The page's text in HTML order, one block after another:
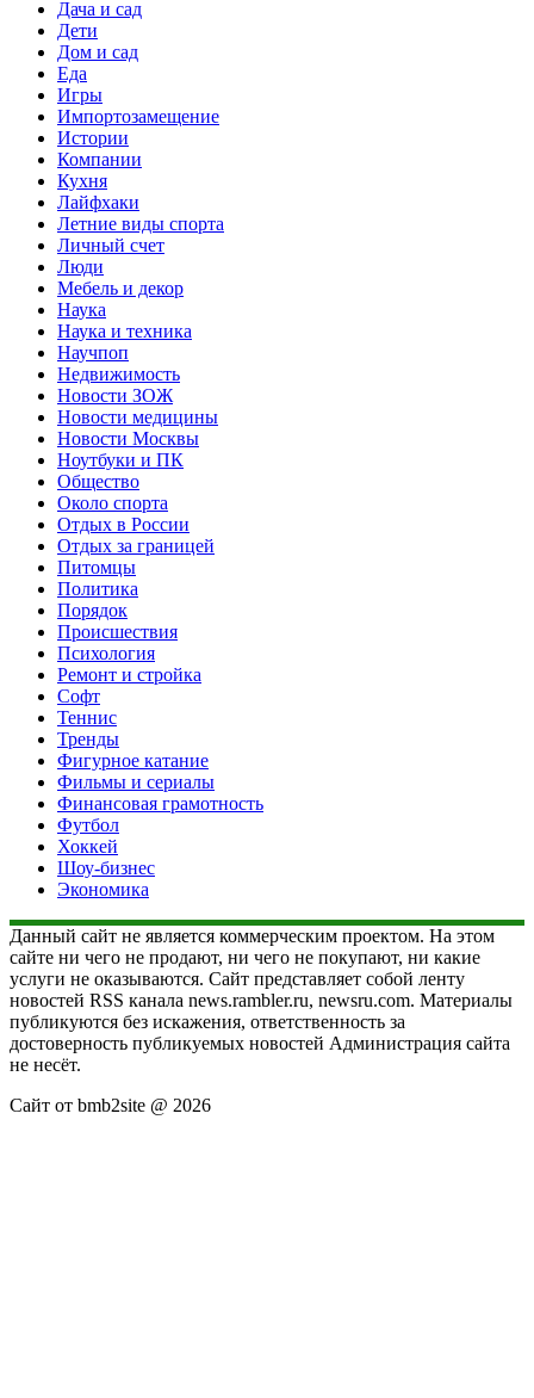
Дача и сад
Дети
Дом и сад
Еда
Игры
Импортозамещение
Истории
Компании
Кухня
Лайфхаки
Летние виды спорта
Личный счет
Люди
Мебель и декор
Наука
Наука и техника
Научпоп
Недвижимость
Новости ЗОЖ
Новости медицины
Новости Москвы
Ноутбуки и ПК
Общество
Около спорта
Отдых в России
Отдых за границей
Питомцы
Политика
Порядок
Происшествия
Психология
Ремонт и стройка
Софт
Теннис
Тренды
Фигурное катание
Фильмы и сериалы
Финансовая грамотность
Футбол
Хоккей
Шоу-бизнес
Экономика
Данный сайт не является коммерческим проектом. На этом
сайте ни чего не продают, ни чего не покупают, ни какие
услуги не оказываются. Сайт представляет собой ленту
новостей RSS канала news.rambler.ru, newsru.com. Материалы
публикуются без искажения, ответственность за
достоверность публикуемых новостей Администрация сайта
не несёт.
Сайт от bmb2site @ 2026